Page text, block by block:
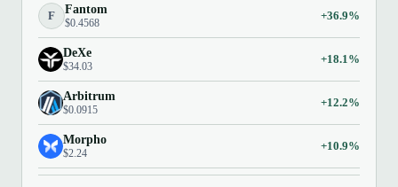
F Fantom
$0.4568
+36.9%
DeXe
$34.03
+18.1%
Arbitrum
$0.0915
+12.2%
Morpho
$2.24
+10.9%